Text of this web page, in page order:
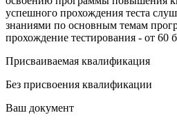
успешного прохождения теста
знаниями по основным темам
прохождение тестирования - от 60
Присваиваемая квалификация
Без присвоения квалификации
Ваш документ